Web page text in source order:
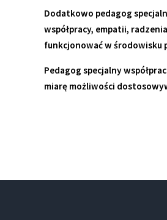
Dodatkowo pedagog
współpracy, empatii,
funkcjonować w środowisku
Pedagog specjalny
miarę możliwości